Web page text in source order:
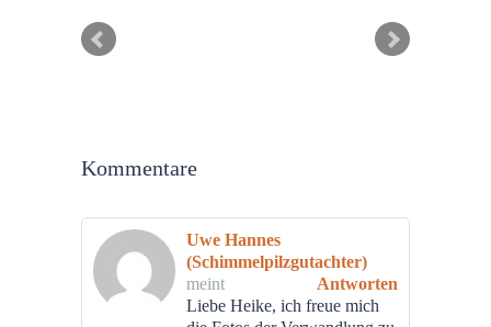
Kommentare
Uwe Hannes
(Schimmelpilzgutachter)
meint
Antworten
Liebe Heike, ich freue mich